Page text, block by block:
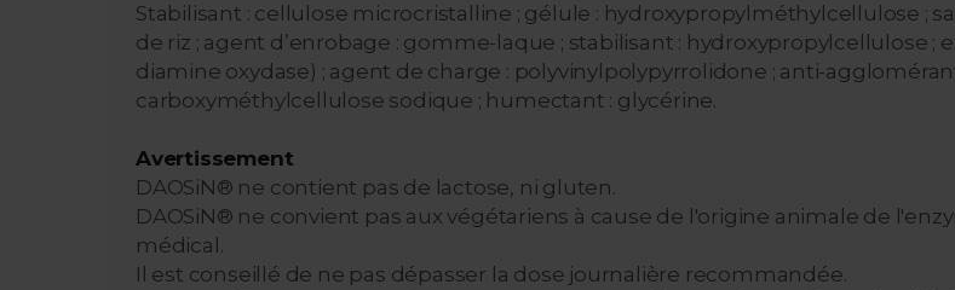
Stabilisant : cellulose microcristalline ; gélule : hydroxypropylméthylcellulose ;
de riz ; agent d’enrobage : gomme-laque ; stabilisant : hydroxypropylcellulose ;
diamine oxydase) ; agent de charge : polyvinylpolypyrrolidone ; anti-
carboxyméthylcellulose sodique ; humectant : glycérine.
Avertissement
DAOSiN® ne contient pas de lactose, ni gluten.
DAOSiN® ne convient pas aux végétariens à cause de l'origine animale de
médical.
Il est conseillé de ne pas dépasser la dose journalière recommandée.